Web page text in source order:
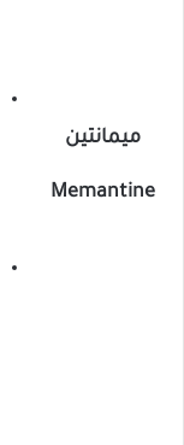
ميمانتين
Memantine